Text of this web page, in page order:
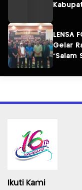
LENSA
Gelar
“Salam
Ikuti Kami